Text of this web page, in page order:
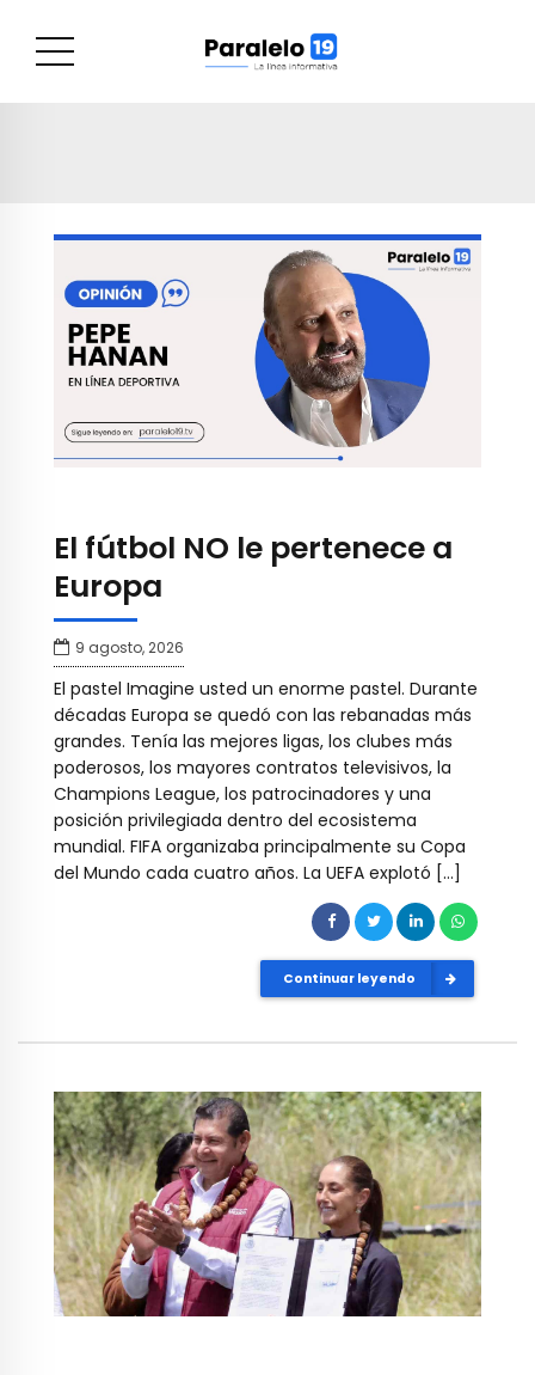
El fútbol NO le pertenece a
Europa
9 agosto, 2026
El pastel Imagine usted un enorme pastel. Durante
décadas Europa se quedó con las rebanadas más
grandes. Tenía las mejores ligas, los clubes más
poderosos, los mayores contratos televisivos, la
Champions League, los patrocinadores y una
posición privilegiada dentro del ecosistema
mundial. FIFA organizaba principalmente su Copa
del Mundo cada cuatro años. La UEFA explotó […]
Continuar leyendo